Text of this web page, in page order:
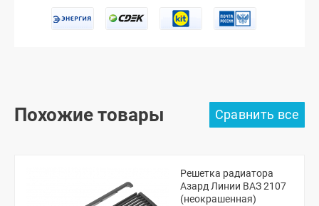
Похожие товары
Решетка радиатора
Азард Линии ВАЗ 2107
(неокрашенная)